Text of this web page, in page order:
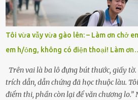
trong làng thương lắm, bảo: “Thằng Trí
nên ông này bà nọ đó!” Trí có ba cô em
cái tên mẹ đặt lúc còn sống, mong tụi
giữa mùa đông. Nhưng hoa có đẹp mấy
thì chỉ toàn đất sỏi đá và khốn khó. Năm
Khoa Hà...
Tôi vừa vẫy vừa gào lên: – Làm ơn chở
em h/ỏng, không có điện thoại! Làm
Trên vai là ba lô đựng bút thước, giấy
trích dẫn, dẫn chứng đã học thuộc làu.
điểm thi, phần còn lại để văn chương